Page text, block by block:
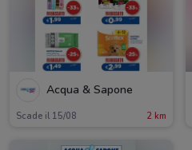
Acqua & Sapone
Scade il 15/08 2 km